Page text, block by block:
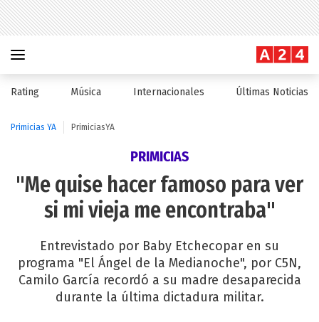
Rating Música Internacionales Últimas Noticias
Primicias YA PrimiciasYA
PRIMICIAS
"Me quise hacer famoso para ver
si mi vieja me encontraba"
Entrevistado por Baby Etchecopar en su
programa "El Ángel de la Medianoche", por C5N,
Camilo García recordó a su madre desaparecida
durante la última dictadura militar.